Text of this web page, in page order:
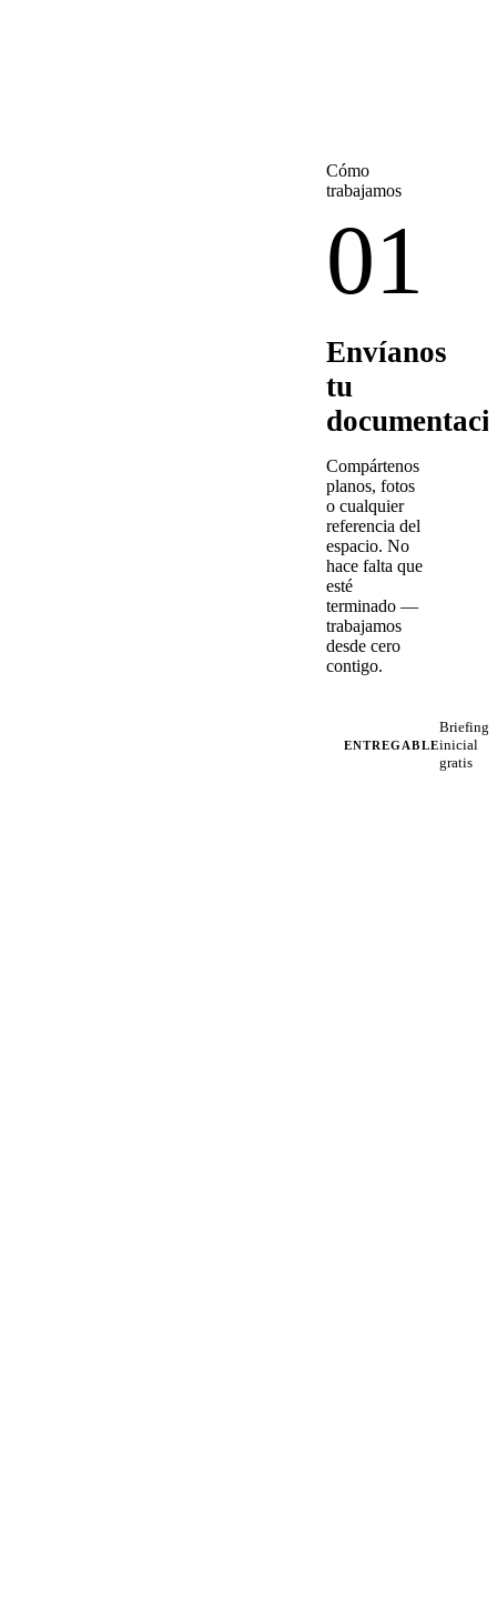
Cómo
trabajamos
01
Envíanos
tu
Compártenos
planos, fotos
o cualquier
referencia del
espacio. No
hace falta que
esté
terminado —
trabajamos
desde cero
contigo.
ENTREGABLE
Briefing
inicial
gratis